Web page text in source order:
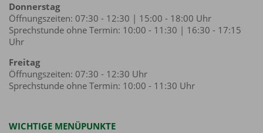
Donnerstag
Öffnungszeiten: 07:30 - 12:30 | 15:00 - 18:00 Uhr
Sprechstunde ohne Termin: 10:00 - 11:30 | 16:30 - 17:15
Uhr
Freitag
Öffnungszeiten: 07:30 - 12:30 Uhr
Sprechstunde ohne Termin: 10:00 - 11:30 Uhr
WICHTIGE MENÜPUNKTE